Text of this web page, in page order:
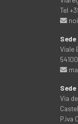
Tel
Viale
Via
P.iva